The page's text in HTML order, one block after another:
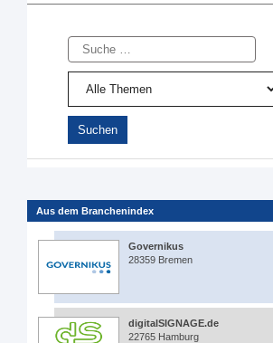
Suche
Aus dem Branchenindex
Governikus
28359 Bremen
digitalSIGNAGE.de
22765 Hamburg